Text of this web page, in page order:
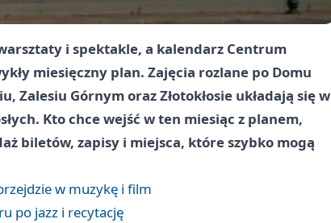
i spektakle, a kalendarz Centrum
miesięczny plan. Zajęcia rozlane po Domu
Zalesiu Górnym oraz Złotokłosie układają się w
Kto chce wejść w ten miesiąc z planem,
biletów, zapisy i miejsca, które szybko mogą
w muzykę i film
po jazz i recytację